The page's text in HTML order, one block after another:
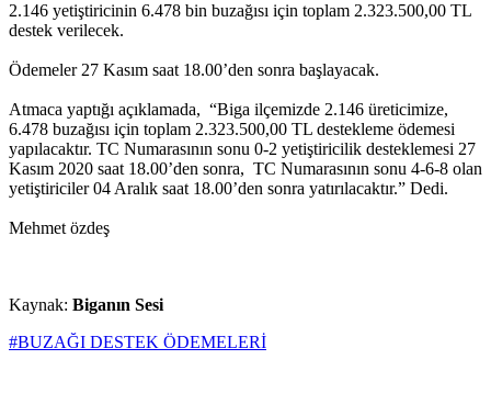
2.146 yetiştiricinin 6.478 bin buzağısı için toplam 2.323.500,00 TL
destek verilecek.
Ödemeler 27 Kasım saat 18.00’den sonra başlayacak.
Atmaca yaptığı açıklamada, “Biga ilçemizde 2.146 üreticimize,
6.478 buzağısı için toplam 2.323.500,00 TL destekleme ödemesi
yapılacaktır. TC Numarasının sonu 0-2 yetiştiricilik desteklemesi 27
Kasım 2020 saat 18.00’den sonra, TC Numarasının sonu 4-6-8 olan
yetiştiriciler 04 Aralık saat 18.00’den sonra yatırılacaktır.” Dedi.
Mehmet özdeş
Kaynak: Biganın Sesi
#BUZAĞI DESTEK ÖDEMELERİ